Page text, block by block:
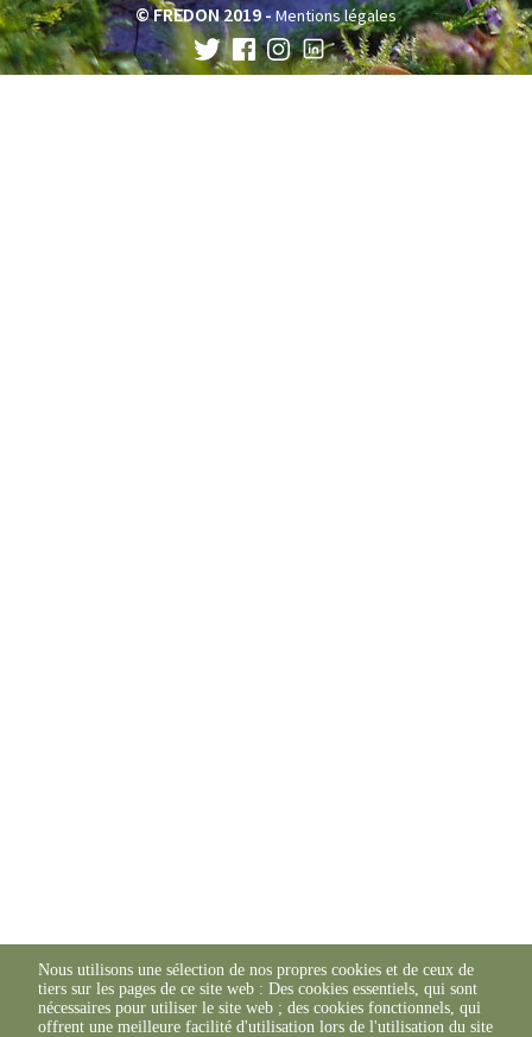
© FREDON 2019 -Mentions légales
Nous utilisons une sélection de nos propres cookies et de ceux de
tiers sur les pages de ce site web : Des cookies essentiels, qui sont
nécessaires pour utiliser le site web ; des cookies fonctionnels, qui
offrent une meilleure facilité d'utilisation lors de l'utilisation du site